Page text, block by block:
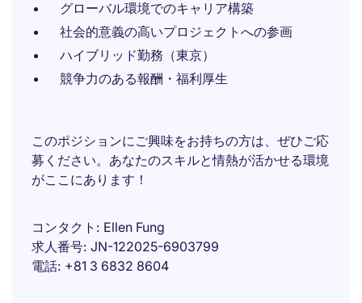
グローバル環境でのキャリア構築
社会的意義の高いプロジェクトへの参画
ハイブリッド勤務（東京）
競争力のある報酬・福利厚生
このポジションにご興味をお持ちの方は、ぜひご応
募ください。あなたのスキルと情熱が活かせる環境
がここにあります！
コンタクト
Ellen Fung
求人番号 JN-122025-6903799
電話 +81 3 6832 8604